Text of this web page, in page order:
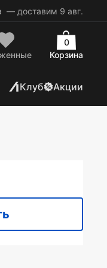
— доставим 9 авг.
Корзина
0
Клуб Акции